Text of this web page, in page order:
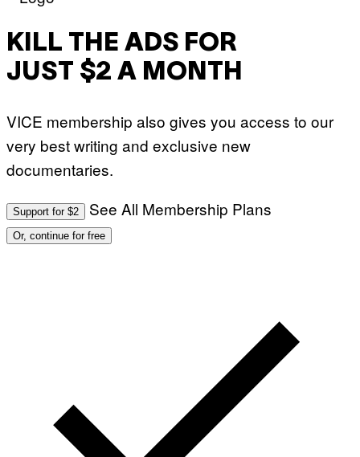
KILL THE ADS FOR
JUST $2 A MONTH
VICE membership also gives you access to our
very best writing and exclusive new
documentaries.
Support for $2 See All Membership Plans
Or, continue for free